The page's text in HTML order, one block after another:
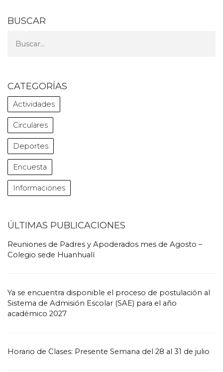
BUSCAR
CATEGORÍAS
Actividades
Circulares
Deportes
Encuesta
Informaciones
ÚLTIMAS PUBLICACIONES
Reuniones de Padres y Apoderados mes de Agosto –
Colegio sede Huanhualí
Ya se encuentra disponible el proceso de postulación al
Sistema de Admisión Escolar (SAE) para el año
académico 2027
Horario de Clases: Presente Semana del 28 al 31 de julio